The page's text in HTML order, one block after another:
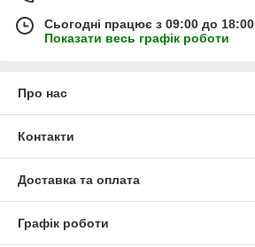
Сьогодні працює з 09:00 до 18:00
Показати весь графік роботи
Про нас
Контакти
Доставка та оплата
Графік роботи